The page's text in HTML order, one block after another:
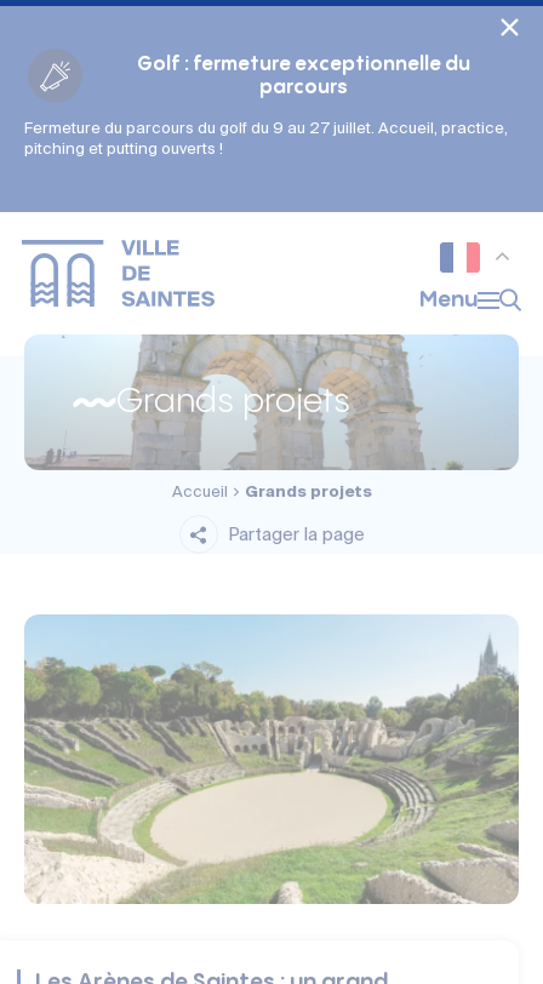
Golf : fermeture exceptionnelle du
parcours
Fermeture du parcours du golf du 9 au 27 juillet. Accueil, practice,
pitching et putting ouverts !
Menu
Grands projets
Accueil Grands projets
Partager la page
Gestion des couleurs :
Police adaptée (dyslexie) :
Interlignage :
Par défaut
Augmenté
Alignement du texte :
Aucun
Taille du texte :
Très petite
Défaut
Grande
Très grande
Affichage des images & vidéos :
Cookies management panel